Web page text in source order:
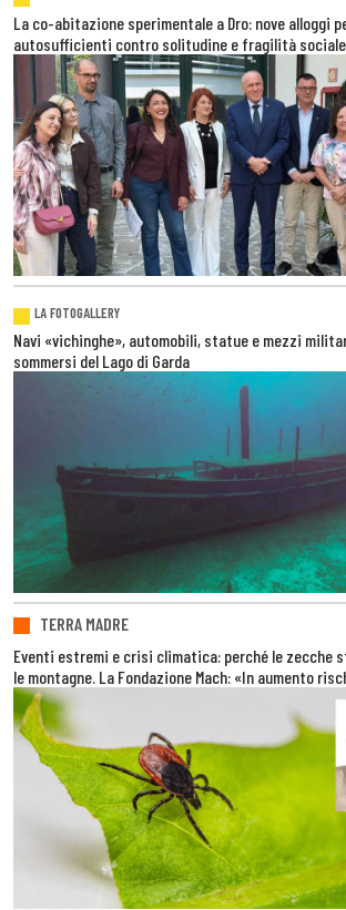
La co-abitazione sperimentale a Dro: nove alloggi
autosufficienti contro solitudine e fragilità sociale
LA FOTOGALLERY
Navi «vichinghe», automobili, statue e mezzi
sommersi del Lago di Garda
TERRA MADRE
Eventi estremi e crisi climatica: perché le zecche
le montagne. La Fondazione Mach: «In aumento